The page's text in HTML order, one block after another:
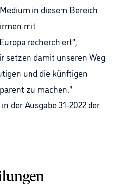
in diesem Bereich
mit
recherchiert“,
setzen damit unseren Weg
und die künftigen
zu machen.“
der Ausgabe 31-2022 der